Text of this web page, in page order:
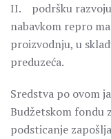
II. podršku
nabavkom repro
proizvodnju, u
preduzeća.
Sredstva po ovom
Budžetskom fondu
podsticanje